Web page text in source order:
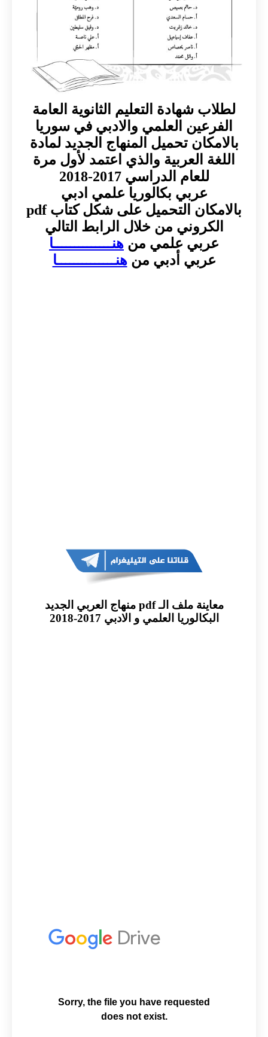
لطلاب شهادة التعليم الثانوية العامة
الفرعين العلمي والادبي في سوريا
بالامكان تحميل المنهاج الجديد لمادة
اللغة العربية والذي اعتمد لأول مرة
للعام الدراسي 2017-2018
عربي بكالوريا علمي ادبي
بالامكان التحميل على شكل كتاب pdf
الكروني من خلال الرابط التالي
عربي علمي من هنــــــــــــــا
عربي أدبي منهنــــــــــــــا
معاينة ملف الـ pdf منهاج العربي الجديد
البكالوريا العلمي و الادبي 2017-2018